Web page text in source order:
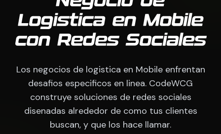
Logistica en Mobile
con Redes Sociales
Los negocios de logistica en Mobile enfrentan
desafios especificos en linea. CodeWCG
construye soluciones de redes sociales
disenadas alrededor de como tus clientes
buscan, y que los hace llamar.